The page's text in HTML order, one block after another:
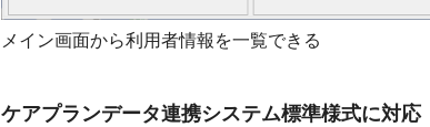
メイン画面から利用者情報を一覧できる
ケアプランデータ連携システム標準様式に対応